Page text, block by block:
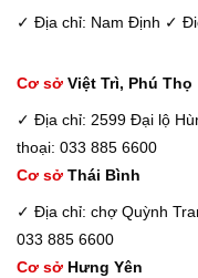
✓ Địa chỉ: Nam Định ✓
Cơ sở Việt Trì, Phú Thọ
✓ Địa chỉ: 2599 Đại lộ
thoại: 033 885 6600
Cơ sở Thái Bình
✓ Địa chỉ: chợ Quỳnh
033 885 6600
Cơ sở Hưng Yên